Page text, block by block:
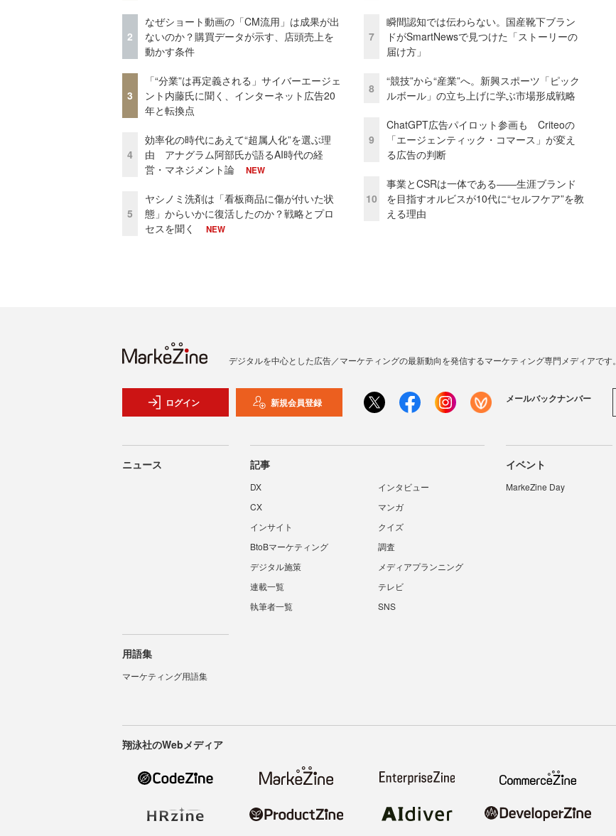
2
なぜショート動画の「CM流用」は成果が出
ないのか？購買データが示す、店頭売上を
動かす条件
3
「“分業”は再定義される」サイバーエージェ
ント内藤氏に聞く、インターネット広告20
年と転換点
4
効率化の時代にあえて“超属人化”を選ぶ理
由 アナグラム阿部氏が語るAI時代の経
営・マネジメント論
NEW
5
ヤシノミ洗剤は「看板商品に傷が付いた状
態」からいかに復活したのか？戦略とプロ
セスを聞く
NEW
7
瞬間認知では伝わらない。国産靴下ブラン
ドがSmartNewsで見つけた「ストーリーの
届け方」
8
“競技”から“産業”へ。新興スポーツ「ピック
ルボール」の立ち上げに学ぶ市場形成戦略
9
ChatGPT広告パイロット参画も Criteoの
「エージェンティック・コマース」が変え
る広告の判断
10
事業とCSRは一体である――生涯ブランド
を目指すオルビスが10代に“セルフケア”を教
える理由
デジタルを中心とした広告／マーケティングの最新動向を発信するマーケティング専門メディアです。
ログイン 新規会員登録 メールバックナンバー
ニュース 記事
DX
インタビュー
CX
マンガ
インサイト
クイズ
BtoBマーケティング
調査
デジタル施策
メディアプランニング
連載一覧
テレビ
執筆者一覧
SNS
イベント
MarkeZine Day
用語集
マーケティング用語集
翔泳社のWebメディア